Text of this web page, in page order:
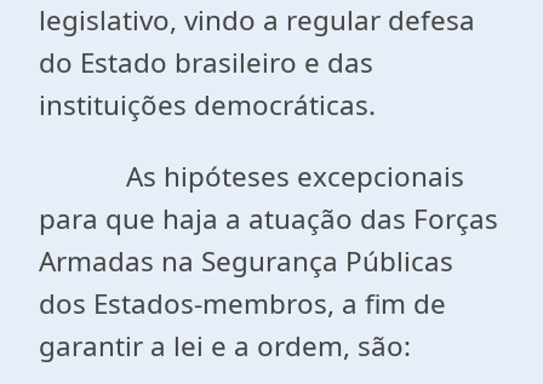
legislativo, vindo a regular defesa
do Estado brasileiro e das
instituições democráticas.
As hipóteses excepcionais
para que haja a atuação das Forças
Armadas na Segurança Públicas
dos Estados-membros, a fim de
garantir a lei e a ordem, são: